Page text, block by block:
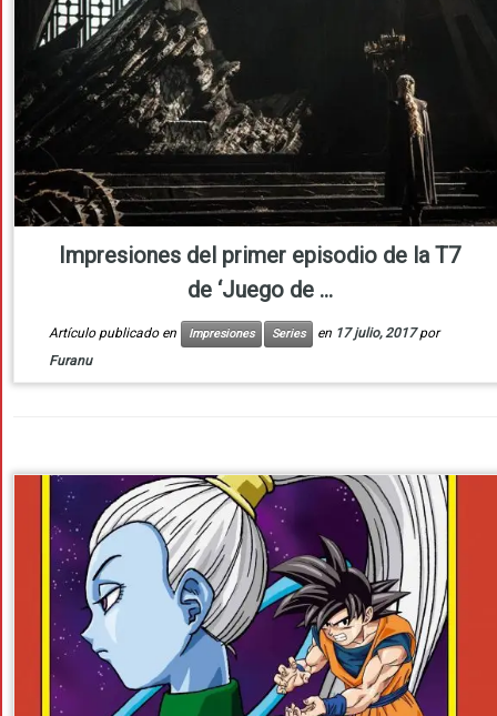
Impresiones del primer episodio de la T7
de ‘Juego de ...
Artículo publicado en Impresiones Series en 17 julio, 2017 por
Furanu